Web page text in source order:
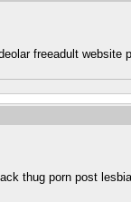
freeadult website
thug porn post